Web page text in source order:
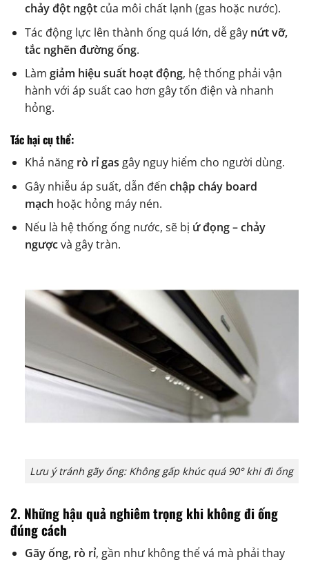
chảy đột ngộtcủa môi chất lạnh (gas hoặc nước).
Tác động lực lên thành ống quá lớn, dễ gây nứt vỡ,
tắc nghẽn đường ống.
Làm giảm hiệu suất hoạt động, hệ thống phải vận
hành với áp suất cao hơn gây tốn điện và nhanh
hỏng.
Tác hại cụ thể:
Khả năng rò rỉ gas gây nguy hiểm cho người dùng.
Gây nhiễu áp suất, dẫn đến chập cháy board
mạch hoặc hỏng máy nén.
Nếu là hệ thống ống nước, sẽ bị ứ đọng – chảy
ngượcvà gây tràn.
Lưu ý tránh gãy ống: Không gấp khúc quá 90° khi đi ống
2. Những hậu quả nghiêm trọng khi không đi ống
đúng cách
Gãy ống, rò rỉ, gần như không thể vá mà phải thay